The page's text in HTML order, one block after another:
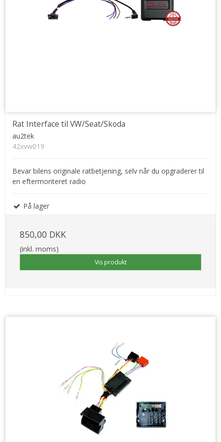
Rat Interface til VW/Seat/Skoda
au2tek
42xvw019
Bevar bilens originale ratbetjening, selv når du opgraderer til
en eftermonteret radio
På lager
850,00 DKK
(inkl. moms)
Vis produkt